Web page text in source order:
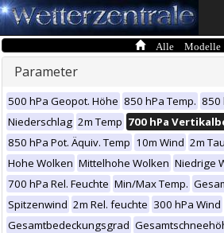
Alle Modelle
Parameter
500 hPa Geopot. Höhe 850 hPa Temp. 850
Niederschlag 2m Temp 700 hPa
850 hPa Pot. Äquiv. Temp 10m Wind 2m
Hohe Wolken Mittelhohe Wolken Niedrige
700 hPa Rel. Feuchte Min/Max Temp.
Spitzenwind 2m Rel. feuchte 300 hPa Wind
Gesamtbedeckungsgrad